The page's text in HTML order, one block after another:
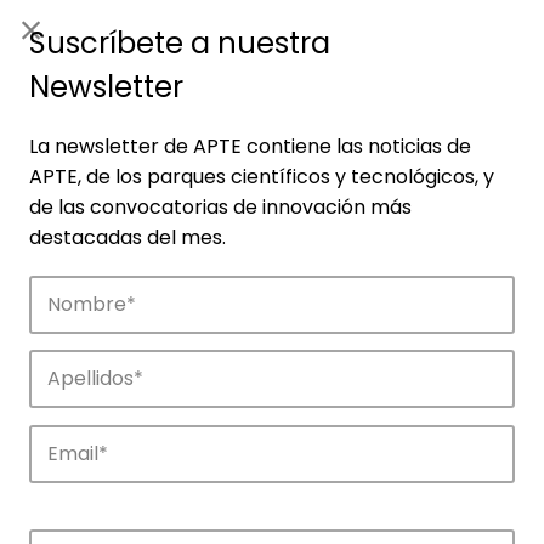
Empresas
Descubre las empresas que impulsan la
innovación en los parques de APTE.
Suscríbete a nuestra
Newsletter
La newsletter de APTE contiene las noticias de
APTE, de los parques científicos y tecnológicos, y
de las convocatorias de innovación más
destacadas del mes.